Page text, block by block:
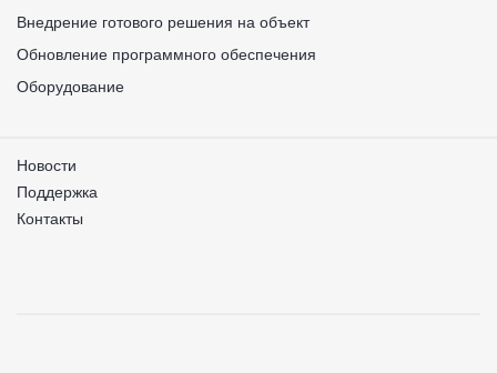
Внедрение готового решения на объект
Обновление программного обеспечения
Оборудование
Новости
Поддержка
Контакты